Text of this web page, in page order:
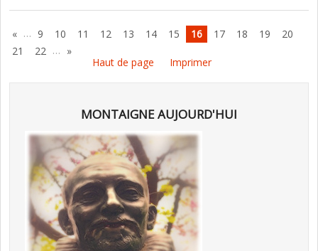
« … 9 10 11 12 13 14 15 16 17 18 19
20
21
22 … »
Haut de page
Imprimer
MONTAIGNE AUJOURD'HUI